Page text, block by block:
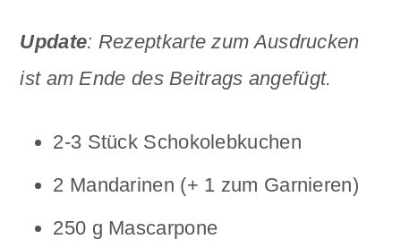
Update: Rezeptkarte zum Ausdrucken
ist am Ende des Beitrags angefügt.
2-3 Stück Schokolebkuchen
2 Mandarinen (+ 1 zum Garnieren)
250 g Mascarpone